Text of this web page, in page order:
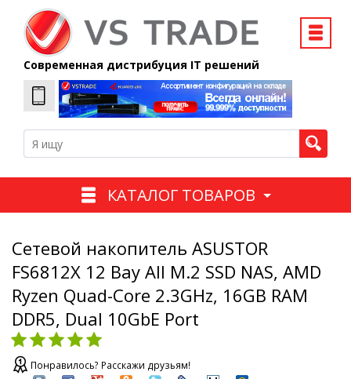
Современная дистрибуция IT решений
КАТАЛОГ ТОВАРОВ
Сетевой накопитель ASUSTOR
FS6812X 12 Bay All M.2 SSD NAS, AMD
Ryzen Quad-Core 2.3GHz, 16GB RAM
DDR5, Dual 10GbE Port
Понравилось? Расскажи друзьям!